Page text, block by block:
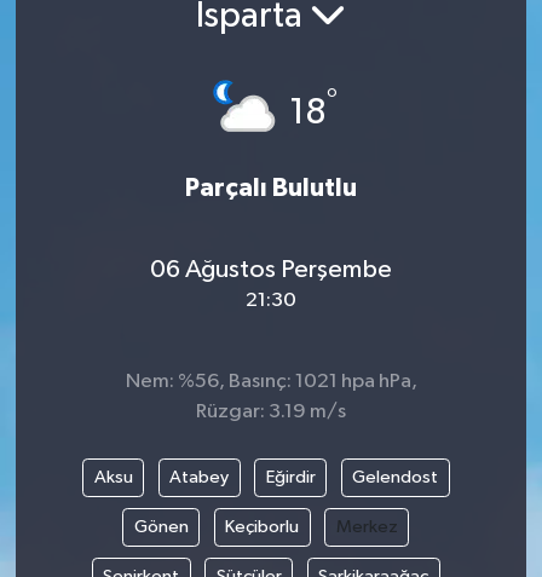
Isparta
18°
Parçalı Bulutlu
06 Ağustos Perşembe
21:30
Nem: %56, Basınç: 1021 hpa hPa,
Rüzgar: 3.19 m/s
Aksu Atabey Eğirdir Gelendost
Gönen Keçiborlu Merkez
Yerel